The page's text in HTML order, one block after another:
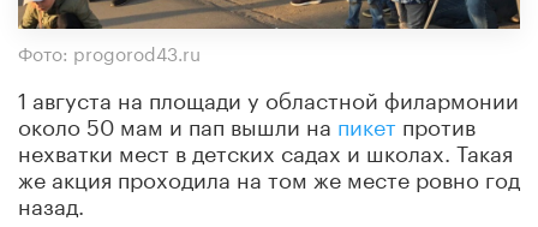
Фото: progorod43.ru
1 августа на площади у областной филармонии
около 50 мам и пап вышли на пикет против
нехватки мест в детских садах и школах. Такая
же акция проходила на том же месте ровно год
назад.